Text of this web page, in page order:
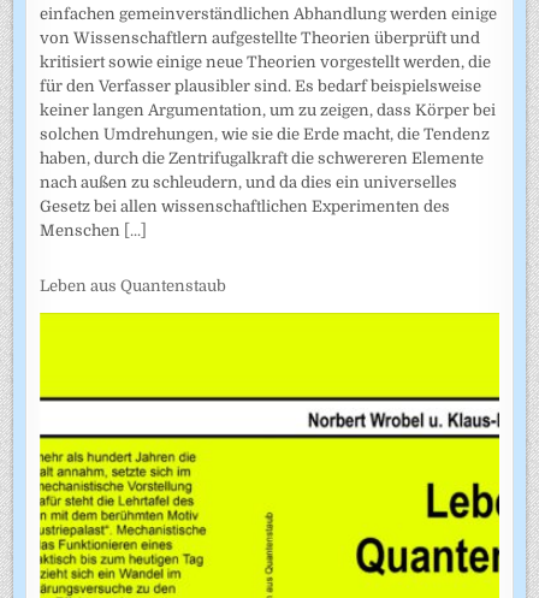
einfachen gemeinverständlichen Abhandlung werden einige
von Wissenschaftlern aufgestellte Theorien überprüft und
kritisiert sowie einige neue Theorien vorgestellt werden, die
für den Verfasser plausibler sind. Es bedarf beispielsweise
keiner langen Argumentation, um zu zeigen, dass Körper bei
solchen Umdrehungen, wie sie die Erde macht, die Tendenz
haben, durch die Zentrifugalkraft die schwereren Elemente
nach außen zu schleudern, und da dies ein universelles
Gesetz bei allen wissenschaftlichen Experimenten des
Menschen [...]
Leben aus Quantenstaub